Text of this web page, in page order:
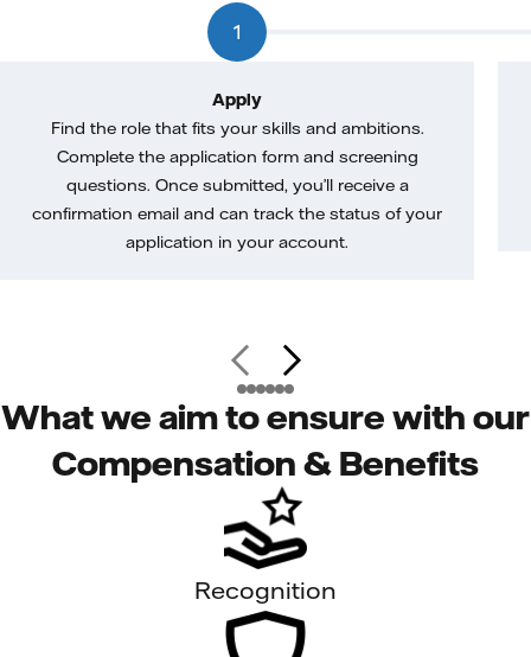
1
Apply
Find the role that fits your skills and ambitions.
Complete the application form and screening
questions. Once submitted, you’ll receive a
confirmation email and can track the status of your
application in your account.
What we aim to ensure with our
Compensation & Benefits
Recognition